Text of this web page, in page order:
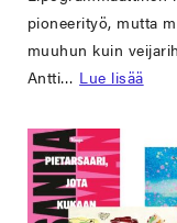
pioneerityö, mutta
muuhun kuin
Antti… Lue lisää